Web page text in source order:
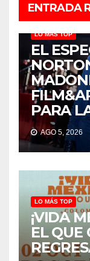
ENTRADA
LO MÁS TOP
EL
PARA
AGO 5, 2026
LO MÁS TOP
¡VIDA
EL QUE